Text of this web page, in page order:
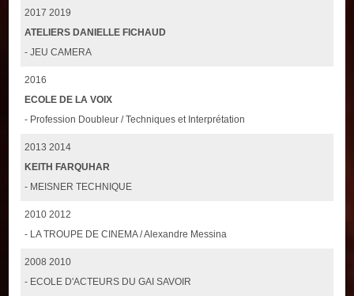
2017 2019
ATELIERS DANIELLE FICHAUD
- JEU CAMERA
2016
ECOLE DE LA VOIX
- Profession Doubleur / Techniques et Interprétation
2013 2014
KEITH FARQUHAR
- MEISNER TECHNIQUE
2010 2012
- LA TROUPE DE CINEMA / Alexandre Messina
2008 2010
- ECOLE D'ACTEURS DU GAI SAVOIR